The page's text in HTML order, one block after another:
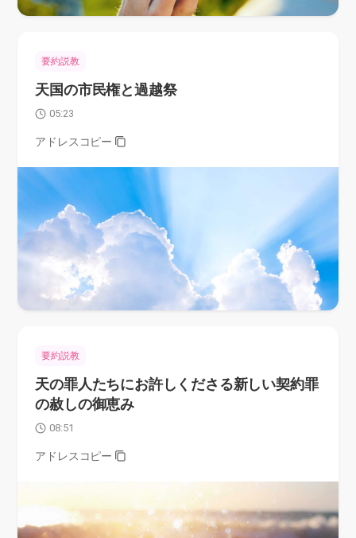
要約説教
天国の市民権と過越祭
05:23
アドレスコピー
要約説教
天の罪人たちにお許しくださる新しい契約罪
の赦しの御恵み
08:51
アドレスコピー